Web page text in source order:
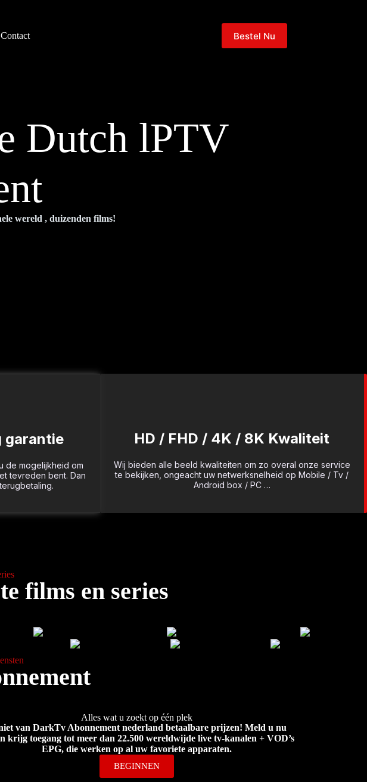
Contact Bestel Nu
Dutch lPTV
wereld , duizenden films!
garantie
de mogelijkheid om
tevreden bent. Dan
HD / FHD / 4K / 8K Kwaliteit
Wij bieden alle beeld kwaliteiten om zo overal onze service
te bekijken, ongeacht uw netwerksnelheid op Mobile / Tv /
Android box / PC …
films en series
Alles wat u zoekt op één plek
van DarkTv Abonnement nederland betaalbare prijzen! Meld u nu
krijg toegang tot meer dan 22.500 wereldwijde live tv-kanalen + VOD’s
EPG, die werken op al uw favoriete apparaten.
BEGINNEN